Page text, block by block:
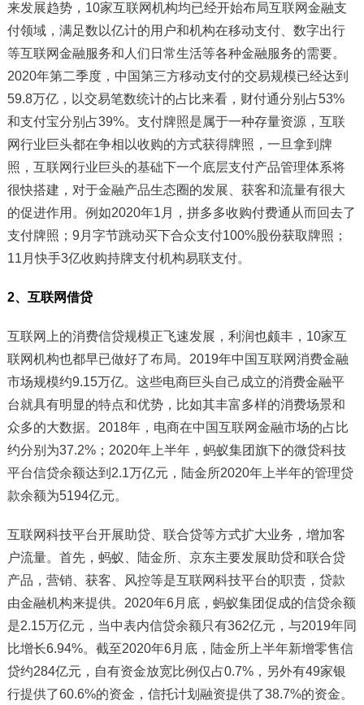
来发展趋势，10家互联网机构均已经开始布局互联网金融支
付领域，满足数以亿计的用户和机构在移动支付、数字出行
等互联网金融服务和人们日常生活等各种金融服务的需要。
2020年第二季度，中国第三方移动支付的交易规模已经达到
59.8万亿，以交易笔数统计的占比来看，财付通分别占53%
和支付宝分别占39%。支付牌照是属于一种存量资源，互联
网行业巨头都在争相以收购的方式获得牌照，一旦拿到牌
照，互联网行业巨头的基础下一个底层支付产品管理体系将
很快搭建，对于金融产品生态圈的发展、获客和流量有很大
的促进作用。例如2020年1月，拼多多收购付费通从而回去了
支付牌照；9月字节跳动买下合众支付100%股份获取牌照；
11月快手3亿收购持牌支付机构易联支付。
2、互联网借贷
互联网上的消费信贷规模正飞速发展，利润也颇丰，10家互
联网机构也都早已做好了布局。2019年中国互联网消费金融
市场规模约9.15万亿。这些电商巨头自己成立的消费金融平
台就具有明显的特点和优势，比如其丰富多样的消费场景和
众多的大数据。2018年，电商在中国互联网金融市场的占比
约分别为37.2%；2020年上半年，蚂蚁集团旗下的微贷科技
平台信贷余额达到2.1万亿元，陆金所2020年上半年的管理贷
款余额为5194亿元。
互联网科技平台开展助贷、联合贷等方式扩大业务，增加客
户流量。首先，蚂蚁、陆金所、京东主要发展助贷和联合贷
产品，营销、获客、风控等是互联网科技平台的职责，贷款
由金融机构来提供。2020年6月底，蚂蚁集团促成的信贷余额
是2.15万亿元，当中表内信贷余额只有362亿元，与2019年同
比增长6.94%。截至2020年6月底，陆金所上半年新增零售信
贷约284亿元，自有资金放宽比例仅占0.7%，另外有49家银
行提供了60.6%的资金，信托计划融资提供了38.7%的资金。